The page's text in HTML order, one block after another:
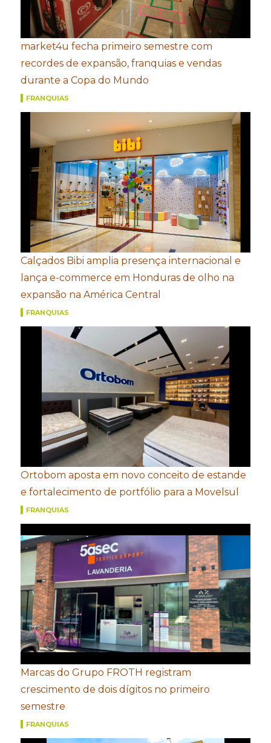
market4u fecha primeiro semestre com
recordes de expansão, franquias e vendas
durante a Copa do Mundo
FRANQUIAS
Calçados Bibi amplia presença internacional e
lança e-commerce em Honduras de olho na
expansão na América Central
FRANQUIAS
Ortobom aposta em novo conceito de estande
e fortalecimento de portfólio para a Movelsul
FRANQUIAS
Marcas do Grupo FROTH registram
crescimento de dois dígitos no primeiro
semestre
FRANQUIAS